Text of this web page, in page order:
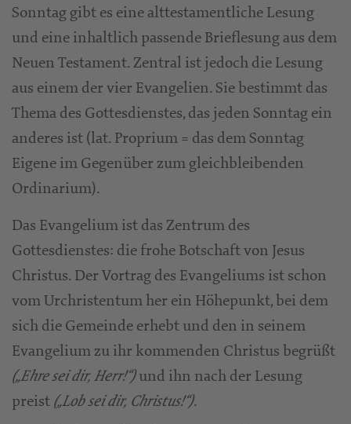
Sonntag gibt es eine alttestamentliche Lesung
und eine inhaltlich passende Brieflesung aus dem
Neuen Testament. Zentral ist jedoch die Lesung
aus einem der vier Evangelien. Sie bestimmt das
Thema des Gottesdienstes, das jeden Sonntag ein
anderes ist (lat. Proprium = das dem Sonntag
Eigene im Gegenüber zum gleichbleibenden
Ordinarium).
Das Evangelium ist das Zentrum des
Gottesdienstes: die frohe Botschaft von Jesus
Christus. Der Vortrag des Evangeliums ist schon
vom Urchristentum her ein Höhepunkt, bei dem
sich die Gemeinde erhebt und den in seinem
Evangelium zu ihr kommenden Christus begrüßt
(„Ehre sei dir, Herr!“)und ihn nach der Lesung
preist(„Lob sei dir, Christus!“).